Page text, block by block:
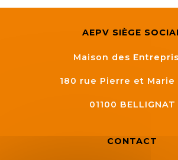
AEPV SIÈGE
Maison des
180 rue Pierre et Marie
01100 BELLIGNAT
CONTACT